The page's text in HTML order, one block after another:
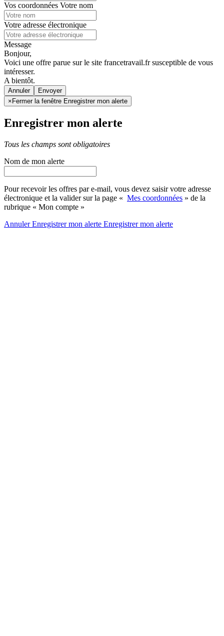
Vos coordonnées Votre nom
Votre adresse électronique
Message
Bonjour,
Voici une offre parue sur le site francetravail.fr susceptible de vous
intéresser.
A bientôt.
Annuler
× Fermer la fenêtre Enregistrer mon alerte
Enregistrer mon alerte
Tous les champs sont obligatoires
Nom de mon alerte
Pour recevoir les offres par e-mail, vous devez saisir votre adresse
électronique et la valider sur la page « Mes coordonnées » de la
rubrique « Mon compte »
AnnulerEnregistrer mon alerte Enregistrermon alerte